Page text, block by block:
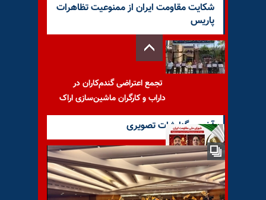
شکایت مقاومت ایران از ممنوعیت تظاهرات
پاریس
تجمع اعتراضی گندم‌کاران در
داراب و کارگران ماشین‌سازی اراک
فوری - فراخوان به اقدام فوری
برای نجات دو زندانی سیاسی
محکوم
آخرین گزارشات تصویری